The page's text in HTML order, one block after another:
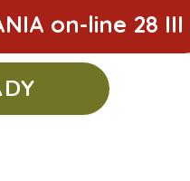
on-line 28 III